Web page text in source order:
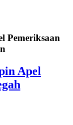
Pemeriksaan
Apel